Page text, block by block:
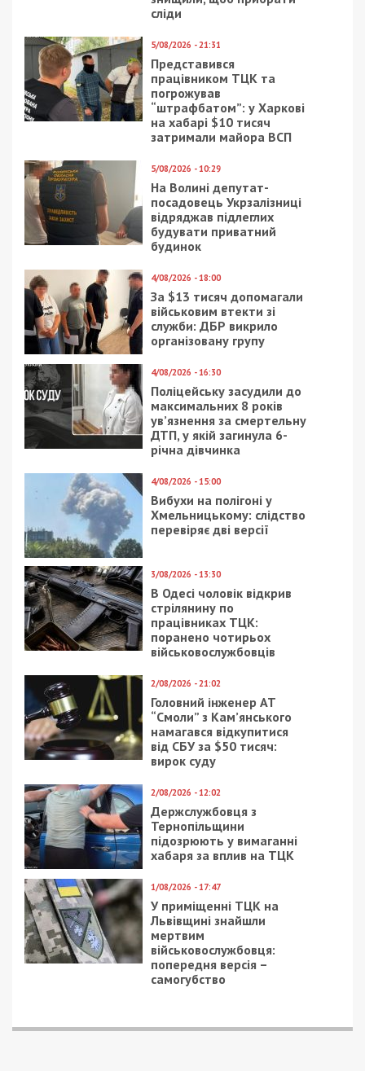
сліди
5/08/2026 - 21:31
Представився
працівником ТЦК та
погрожував
“штрафбатом”: у Харкові
на хабарі $10 тисяч
затримали майора ВСП
5/08/2026 - 10:29
На Волині депутат-
посадовець Укрзалізниці
відряджав підлеглих
будувати приватний
будинок
4/08/2026 - 18:00
За $13 тисяч допомагали
військовим втекти зі
служби: ДБР викрило
організовану групу
4/08/2026 - 16:30
Поліцейську засудили до
максимальних 8 років
ув’язнення за смертельну
ДТП, у якій загинула 6-
річна дівчинка
4/08/2026 - 15:00
Вибухи на полігоні у
Хмельницькому: слідство
перевіряє дві версії
3/08/2026 - 13:30
В Одесі чоловік відкрив
стрілянину по
працівниках ТЦК:
поранено чотирьох
військовослужбовців
2/08/2026 - 21:02
Головний інженер АТ
“Смоли” з Кам’янського
намагався відкупитися
від СБУ за $50 тисяч:
вирок суду
2/08/2026 - 12:02
Держслужбовця з
Тернопільщини
підозрюють у вимаганні
хабаря за вплив на ТЦК
1/08/2026 - 17:47
У приміщенні ТЦК на
Львівщині знайшли
мертвим
військовослужбовця:
попередня версія –
самогубство